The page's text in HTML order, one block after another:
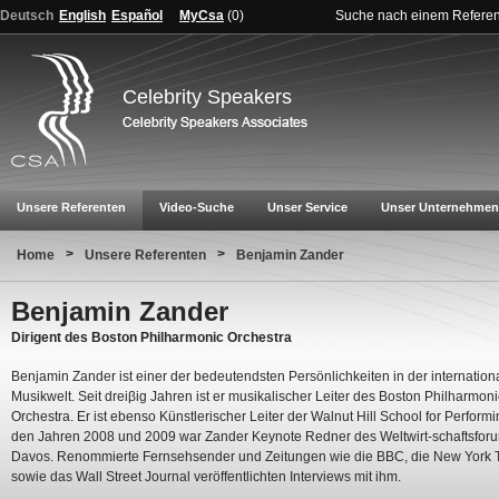
Deutsch English Español MyCsa (0) Suche nach einem
Celebrity Speakers
Unsere Referenten Video-Suche Unser Service Unser Unternehmen
Home > Unsere Referenten > Benjamin Zander
Benjamin Zander
Dirigent des Boston Philharmonic Orchestra
Benjamin Zander ist einer der bedeutendsten Persönlichkeiten in der
Musikwelt. Seit dreiβig Jahren ist er musikalischer Leiter des Boston
Orchestra. Er ist ebenso Künstlerischer Leiter der Walnut Hill School for
den Jahren 2008 und 2009 war Zander Keynote Redner des Weltwirt-
Davos. Renommierte Fernsehsender und Zeitungen wie die BBC, die New York
sowie das Wall Street Journal veröffentlichten Interviews mit ihm.